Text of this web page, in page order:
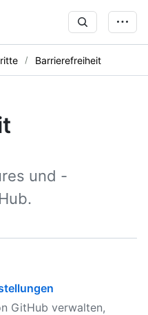
Barrierefreiheit
und -
GitHub verwalten,